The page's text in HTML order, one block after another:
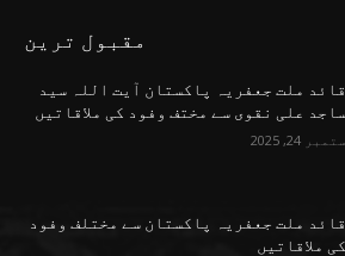
مقبول ترین
قائد ملت جعفریہ پاکستان آیت اللہ سید
ساجد علی نقوی سے مختف وفود کی ملاقاتیں
ستمبر 24, 2025
قائد ملت جعفریہ پاکستان سے مختلف وفود
کی ملاقاتیں